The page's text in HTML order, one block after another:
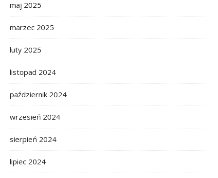
maj 2025
marzec 2025
luty 2025
listopad 2024
październik 2024
wrzesień 2024
sierpień 2024
lipiec 2024